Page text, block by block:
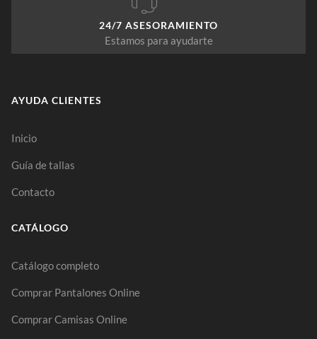
24/7 ASESORAMIENTO
Estamos para ayudarte
AYUDA CLIENTES
Inicio
Guía de tallas
Contacto
CATÁLOGO
Catálogo completo
Comprar Pantalones Online
Comprar Camisas Online